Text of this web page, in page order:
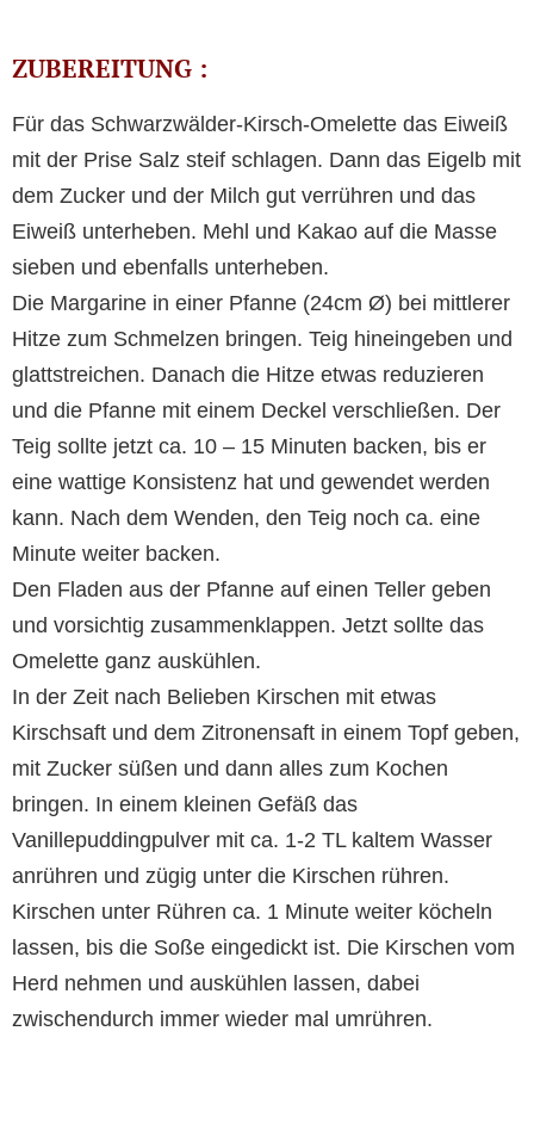
ZUBEREITUNG :
Für das Schwarzwälder-Kirsch-Omelette das Eiweiß
mit der Prise Salz steif schlagen. Dann das Eigelb mit
dem Zucker und der Milch gut verrühren und das
Eiweiß unterheben. Mehl und Kakao auf die Masse
sieben und ebenfalls unterheben.
Die Margarine in einer Pfanne (24cm Ø) bei mittlerer
Hitze zum Schmelzen bringen. Teig hineingeben und
glattstreichen. Danach die Hitze etwas reduzieren
und die Pfanne mit einem Deckel verschließen. Der
Teig sollte jetzt ca. 10 – 15 Minuten backen, bis er
eine wattige Konsistenz hat und gewendet werden
kann. Nach dem Wenden, den Teig noch ca. eine
Minute weiter backen.
Den Fladen aus der Pfanne auf einen Teller geben
und vorsichtig zusammenklappen. Jetzt sollte das
Omelette ganz auskühlen.
In der Zeit nach Belieben Kirschen mit etwas
Kirschsaft und dem Zitronensaft in einem Topf geben,
mit Zucker süßen und dann alles zum Kochen
bringen. In einem kleinen Gefäß das
Vanillepuddingpulver mit ca. 1-2 TL kaltem Wasser
anrühren und zügig unter die Kirschen rühren.
Kirschen unter Rühren ca. 1 Minute weiter köcheln
lassen, bis die Soße eingedickt ist. Die Kirschen vom
Herd nehmen und auskühlen lassen, dabei
zwischendurch immer wieder mal umrühren.